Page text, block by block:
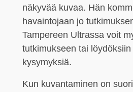
näkyvää kuvaa. Hän
havaintojaan jo
Tampereen Ultrassa voit
tutkimukseen tai
kysymyksiä.
Kun kuvantaminen on